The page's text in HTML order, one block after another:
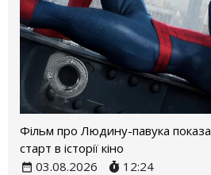
Фільм про Людину-павука
старт в історії кіно
03.08.2026
12:24